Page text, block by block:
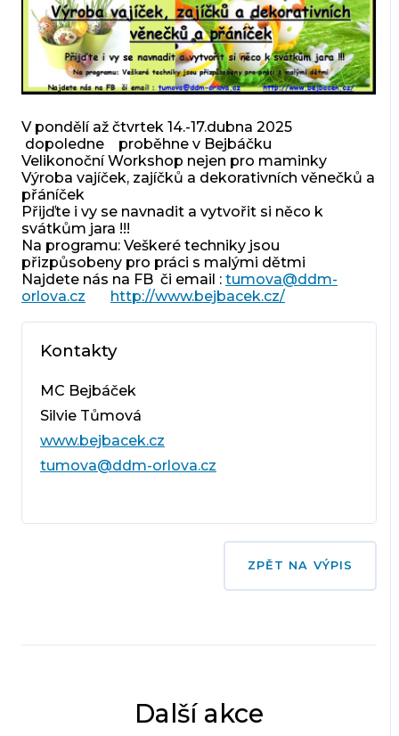
V pondělí až čtvrtek 14.-17.dubna 2025
dopoledne proběhne v Bejbáčku
Velikonoční Workshop nejen pro maminky
Výroba vajíček, zajíčků a dekorativních věnečků a
přáníček
Přijďte i vy se navnadit a vytvořit si něco k
svátkům jara !!!
Na programu: Veškeré techniky jsou
přizpůsobeny pro práci s malými dětmi
Najdete nás na FB či email : tumova@ddm-
orlova.cz
http://www.bejbacek.cz/
Kontakty
MC Bejbáček
Silvie Tůmová
www.bejbacek.cz
tumova@ddm-orlova.cz
ZPĚT NA VÝPIS
Další akce